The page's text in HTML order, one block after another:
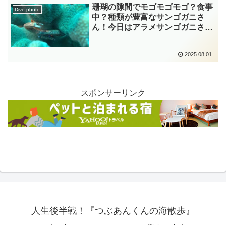
Dive-photo
珊瑚の隙間でモゴモゴモゴ？食事
中？種類が豊富なサンゴガニさ
ん！今日はアラメサンゴガニさん
2025.08.01
スポンサーリンク
人生後半戦！『つぶあんくんの海散歩』